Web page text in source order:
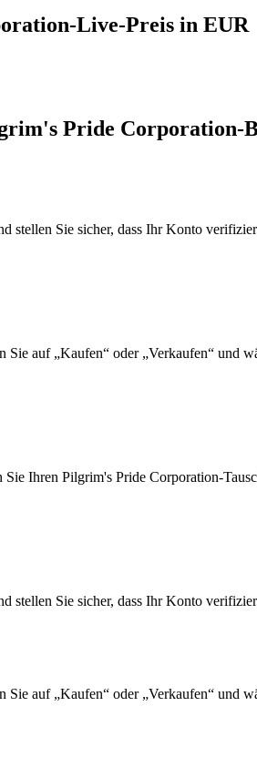
Live-Preis in EUR
Pride Corporation-
stellen Sie sicher, dass Ihr Konto
Sie auf „Kaufen“ oder „Verkaufen“ und
Ihren Pilgrim's Pride Corporation-
stellen Sie sicher, dass Ihr Konto
Sie auf „Kaufen“ oder „Verkaufen“ und